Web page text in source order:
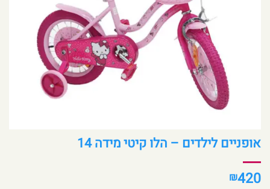
אופניים לילדים – הלו קיטי מידה 14
₪420